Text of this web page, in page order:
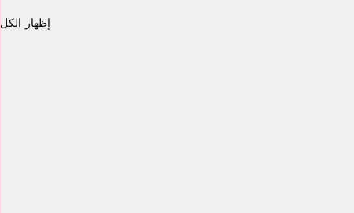
إظهار الكل